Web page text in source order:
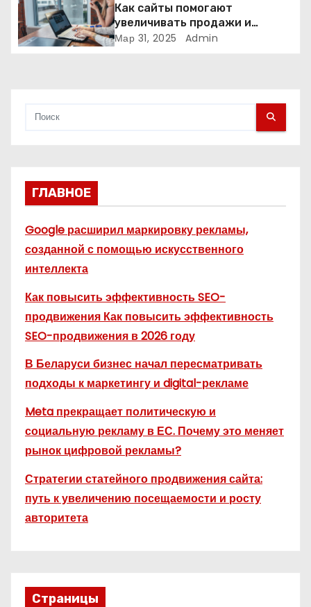
п
и
Как сайты помогают
увеличивать продажи и
формировать лояльность
Мар 31, 2025 Admin
ГЛАВНОЕ
Google расширил маркировку рекламы,
созданной с помощью искусственного
интеллекта
Как повысить эффективность SEO-
продвижения Как повысить эффективность
SEO-продвижения в 2026 году
В Беларуси бизнес начал пересматривать
подходы к маркетингу и digital-рекламе
Meta прекращает политическую и
социальную рекламу в ЕС. Почему это меняет
рынок цифровой рекламы?
Стратегии статейного продвижения сайта:
путь к увеличению посещаемости и росту
авторитета
Страницы